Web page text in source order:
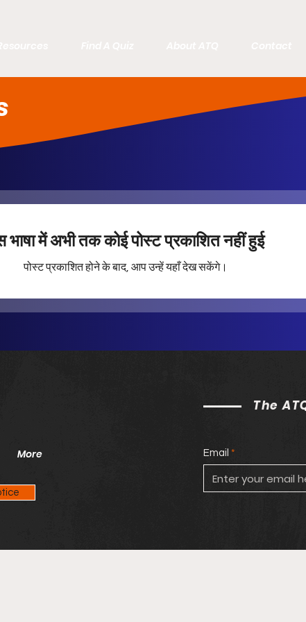
भाषा में अभी तक कोई पोस्ट प्रकाशित नहीं हुई
पोस्ट प्रकाशित होने के बाद, आप उन्हें यहाँ देख सकेंगे।
More
The
Email